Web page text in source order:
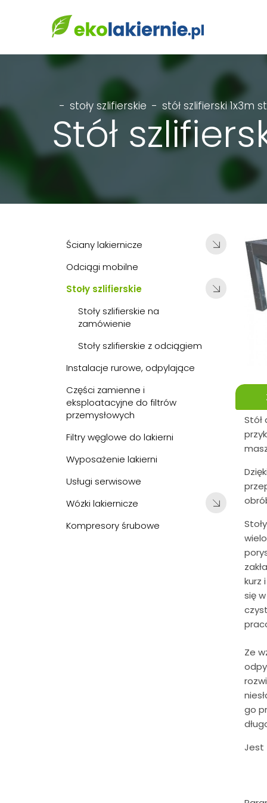
- stoły szlifierskie - stół szlifierski 1x3m
Stół
Ściany lakiernicze
Odciągi mobilne
Stoły szlifierskie
Stoły szlifierskie na
zamówienie
Stoły szlifierskie z odciągiem
Instalacje rurowe, odpylające
Części zamienne i
eksploatacyjne do filtrów
przemysłowych
Filtry węglowe do lakierni
Wyposażenie lakierni
Usługi serwisowe
Wózki lakiernicze
Kompresory śrubowe
kurz
się
Ze
go
Jest